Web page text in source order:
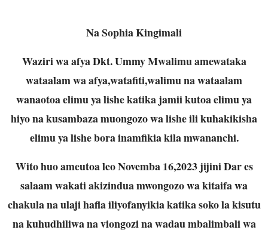
Na Sophia Kingimali
Waziri wa afya Dkt. Ummy Mwalimu amewataka
wataalam wa afya,watafiti,walimu na wataalam
wanaotoa elimu ya lishe katika jamii kutoa elimu ya
hiyo na kusambaza muongozo wa lishe ili kuhakikisha
elimu ya lishe bora inamfikia kila mwananchi.
Wito huo ameutoa leo Novemba 16,2023 jijini Dar es
salaam wakati akizindua mwongozo wa kitaifa wa
chakula na ulaji hafla iliyofanyikia katika soko la kisutu
na kuhudhiliwa na viongozi na wadau mbalimbali wa